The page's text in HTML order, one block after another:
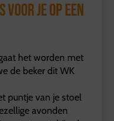
voor je op een
het worden met
de beker dit WK
puntje van je stoel
avonden